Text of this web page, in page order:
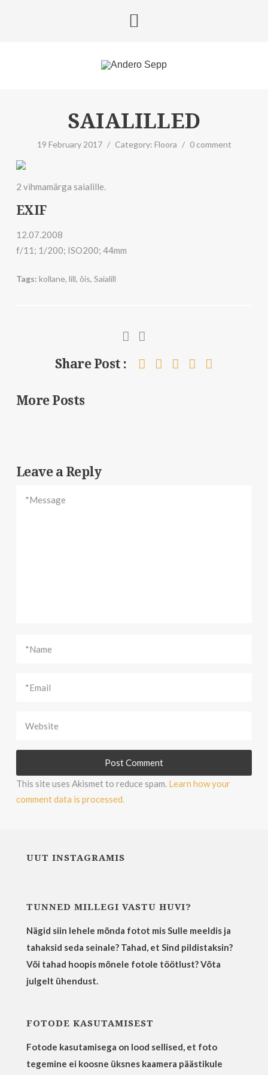
SAIALILLED
19 February 2017 / Category: Floora / 0 comment
2 vihmamärga saialille.
EXIF
12.07.2008
f/11; 1/200; ISO200; 44mm
Tags: kollane, lill, õis, Saialill
Share Post :
More Posts
Leave a Reply
This site uses Akismet to reduce spam. Learn how your
comment data is processed.
UUT INSTAGRAMIS
TUNNED MILLEGI VASTU HUVI?
Nägid siin lehele mõnda fotot mis Sulle meeldis ja
tahaksid seda seinale? Tahad, et Sind pildistaksin?
Või tahad hoopis mõnele fotole töötlust? Võta
julgelt ühendust.
FOTODE KASUTAMISEST
Fotode kasutamisega on lood sellised, et foto
tegemine ei koosne üksnes kaamera päästikule